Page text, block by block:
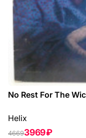
No Rest For The
Helix
46693969 ₽